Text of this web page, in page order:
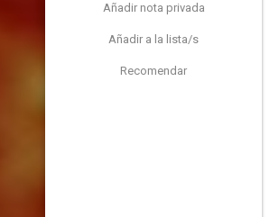
Añadir nota privada
Añadir a la lista/s
Recomendar